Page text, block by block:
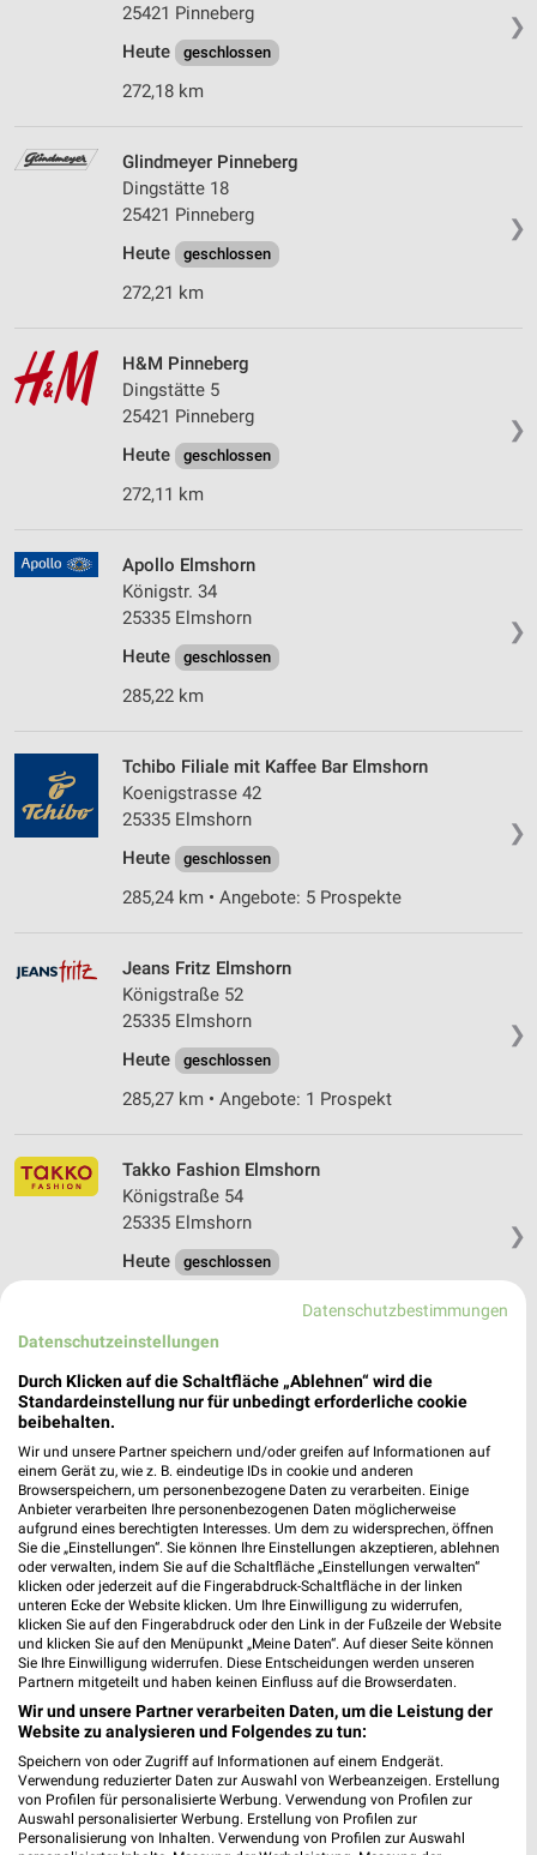
❯
25421 Pinneberg
Heute
geschlossen
272,18 km
❯
Glindmeyer Pinneberg
Dingstätte 18
25421 Pinneberg
Heute
geschlossen
272,21 km
❯
H&M Pinneberg
Dingstätte 5
25421 Pinneberg
Heute
geschlossen
272,11 km
❯
Apollo Elmshorn
Königstr. 34
25335 Elmshorn
Heute
geschlossen
285,22 km
❯
Tchibo Filiale mit Kaffee Bar Elmshorn
Koenigstrasse 42
25335 Elmshorn
Heute
geschlossen
285,24 km • Angebote: 5 Prospekte
❯
Jeans Fritz Elmshorn
Königstraße 52
25335 Elmshorn
Heute
geschlossen
285,27 km • Angebote: 1 Prospekt
❯
Takko Fashion Elmshorn
Königstraße 54
25335 Elmshorn
Heute
geschlossen
Woolworth Elmshorn
Alter Markt 3
Heute geschlossen
285,27 km
Ernsting's family Quickborn
Bahnhofstraße 11
25451 Quickborn
Heute geschlossen
269,85 km
H&M Elmshorn
Alter Markt 6
25335 Elmshorn
Datenschutzbestimmungen
Datenschutzeinstellungen
Durch Klicken auf die Schaltfläche „Ablehnen“ wird die
Standardeinstellung nur für unbedingt erforderliche cookie
beibehalten.
Wir und unsere Partner speichern und/oder greifen auf Informationen auf
einem Gerät zu, wie z. B. eindeutige IDs in cookie und anderen
Browserspeichern, um personenbezogene Daten zu verarbeiten. Einige
Anbieter verarbeiten Ihre personenbezogenen Daten möglicherweise
aufgrund eines berechtigten Interesses. Um dem zu widersprechen, öffnen
Sie die „Einstellungen“. Sie können Ihre Einstellungen akzeptieren, ablehnen
oder verwalten, indem Sie auf die Schaltfläche „Einstellungen verwalten“
klicken oder jederzeit auf die Fingerabdruck-Schaltfläche in der linken
unteren Ecke der Website klicken. Um Ihre Einwilligung zu widerrufen,
klicken Sie auf den Fingerabdruck oder den Link in der Fußzeile der Website
und klicken Sie auf den Menüpunkt „Meine Daten“. Auf dieser Seite können
Sie Ihre Einwilligung widerrufen. Diese Entscheidungen werden unseren
Partnern mitgeteilt und haben keinen Einfluss auf die Browserdaten.
Wir und unsere Partner verarbeiten Daten, um die Leistung der
Website zu analysieren und Folgendes zu tun:
Speichern von oder Zugriff auf Informationen auf einem Endgerät.
Verwendung reduzierter Daten zur Auswahl von Werbeanzeigen. Erstellung
von Profilen für personalisierte Werbung. Verwendung von Profilen zur
Auswahl personalisierter Werbung. Erstellung von Profilen zur
Personalisierung von Inhalten. Verwendung von Profilen zur Auswahl